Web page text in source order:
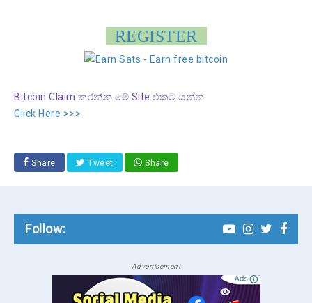
REGISTER
Bitcoin Claim කරන්න මේ Site එකට යන්න
Click Here >>>
Share Tweet Share
Follow:
Advertisement